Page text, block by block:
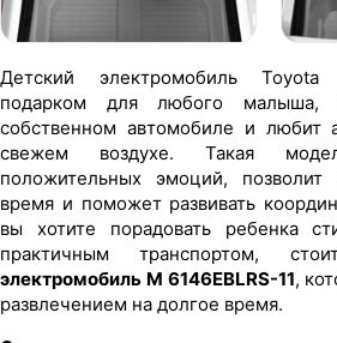
Детский электромобиль Toyota
подарком для любого малыша,
собственном автомобиле и любит
свежем воздухе. Такая
положительных эмоций, позволит
время и поможет развивать
вы хотите порадовать ребенка
практичным транспортом,
электромобиль M 6146EBLRS-11,
развлечением на долгое время.